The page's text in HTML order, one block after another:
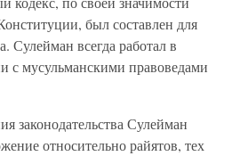
был составлен для
Сулейман всегда работал в
с мусульманскими правоведами
законодательства Сулейман
относительно райятов, тех